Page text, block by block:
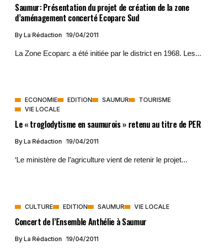
Saumur: Présentation du projet de création de la zone
d’aménagement concerté Ecoparc Sud
By La Rédaction 19/04/2011
La Zone Ecoparc a été initiée par le district en 1968. Les...
ECONOMIE EDITION SAUMUR
TOURISME
VIE LOCALE
Le « troglodytisme en saumurois » retenu au titre de PER
By La Rédaction 19/04/2011
‘Le ministère de l’agriculture vient de retenir le projet...
CULTURE EDITION SAUMUR VIE LOCALE
Concert de l’Ensemble Anthélie à Saumur
By La Rédaction 19/04/2011